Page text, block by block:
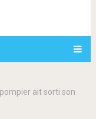
ait sorti son